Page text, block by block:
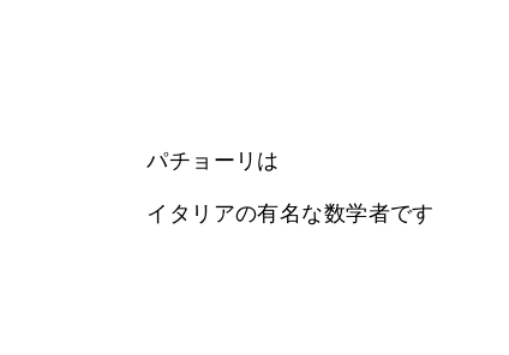
パチョーリは
イタリアの有名な数学者です